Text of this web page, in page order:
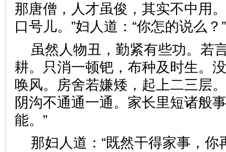
那唐僧，人才虽俊，其实不中用
口号儿。”妇人道：“你怎的说
虽然人物丑，勤紧有些功。若
耕。只消一顿钯，布种及时生。
唤风。房舍若嫌矮，起上二三层
阴沟不通通一通。家长里短诸般
能。”
那妇人道：“既然干得家事，